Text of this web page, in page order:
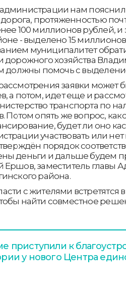
нам
дорога, протяженностью
100 миллионов рублей, и
- выделено 15
муниципалитет
дорожного хозяйства
должны помочь с
заявки может
а потом, идет еще и
транспорта по
Потом опять же вопрос,
будет ли оно
участвовать или нет
порядок
деньги и дальше будем
Ершов, заместитель главы
района.
с жителями
найти совместное
приступили к
у нового Центра